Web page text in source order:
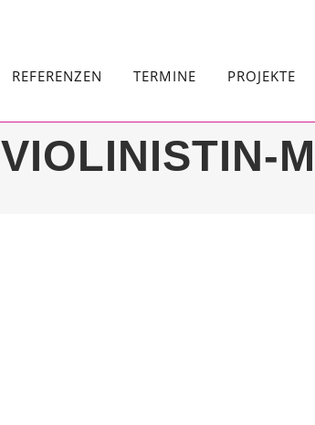
REFERENZEN TERMINE PROJEKTE
VIOLINISTIN-